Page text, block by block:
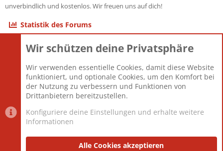
unverbindlich und kostenlos. Wir freuen uns auf dich!
Statistik des Forums
Themen
Mitglieder
12.427
Neuestes Mitglied
Berlin
Datenschutzerklärung Impressum
Wir schützen deine Privatsphäre
Wir verwenden essentielle Cookies, damit diese Website
funktioniert, und optionale Cookies, um den Komfort bei
der Nutzung zu verbessern und Funktionen von
Drittanbietern bereitzustellen.
Konfiguriere deine Einstellungen und erhalte weitere
Informationen
Alle Cookies akzeptieren